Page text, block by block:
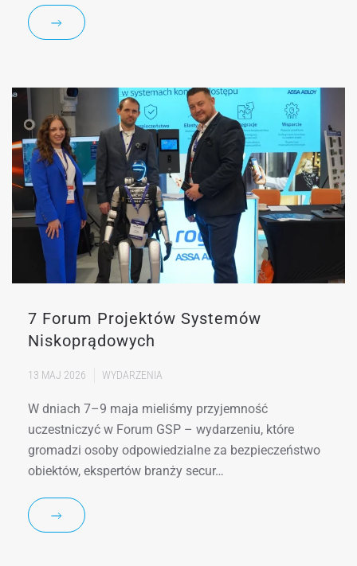
7 Forum Projektów Systemów
Niskoprądowych
13 MAJ 2026 WYDARZENIA
W dniach 7–9 maja mieliśmy przyjemność
uczestniczyć w Forum GSP – wydarzeniu, które
gromadzi osoby odpowiedzialne za bezpieczeństwo
obiektów, ekspertów branży secur…